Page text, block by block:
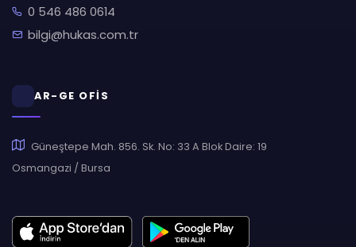
0 546 486 0614
bilgi@hukas.com.tr
AR-GE OFİS
Güneştepe Mah. 856. Sk. No: 33 A Blok Daire: 19
Osmangazi / Bursa